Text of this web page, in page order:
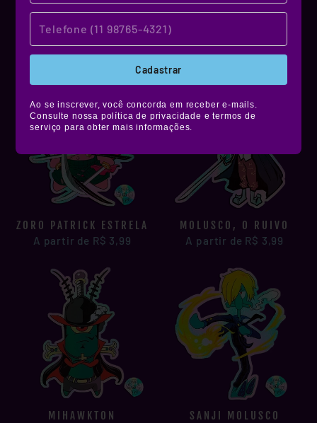
Cadastrar
Ao se inscrever, você concorda em receber e-mails.
Consulte nossa política de privacidade e termos de
serviço para obter mais informações.
PATRICKLOMEU KUMA
ZORO PATRICK ESTRELA
A partir de R$ 3,99
MOLUSCO, O RUIVO
A partir de R$ 3,99
MIHAWKTON SANJI MOLUSCO